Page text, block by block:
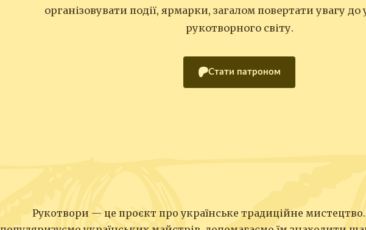
організовувати події, ярмарки, загалом повертати увагу до
рукотворного світу.
Стати патроном
Рукотвори — це проєкт про українське традиційне